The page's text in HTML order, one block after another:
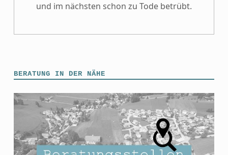
und im nächsten schon zu Tode betrübt.
BERATUNG IN DER NÄHE